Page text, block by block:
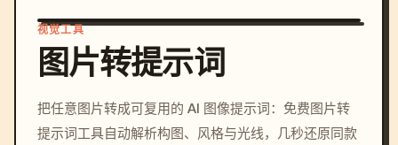
c, cyberpunk sunset, neon
colors, 8k --v 6.0
视觉工具
图片转提示词
把任意图片转成可复用的 AI 图像提示词：免费图片转
提示词工具自动解析构图、风格与光线，几秒还原同款